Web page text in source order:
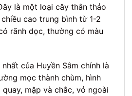
là một loại cây thân thảo
cao trung bình từ 1-2
rãnh dọc, thường có màu
của Huyền Sâm chính là
mọc thành chùm, hình
mập và chắc, vỏ ngoài